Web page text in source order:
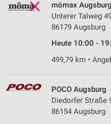
mömax Augsburg
Unterer Talweg
86179 Augsburg
Heute 10:00 -
499,79 km •
POCO Augsburg
Diedorfer Straße
86154 Augsburg